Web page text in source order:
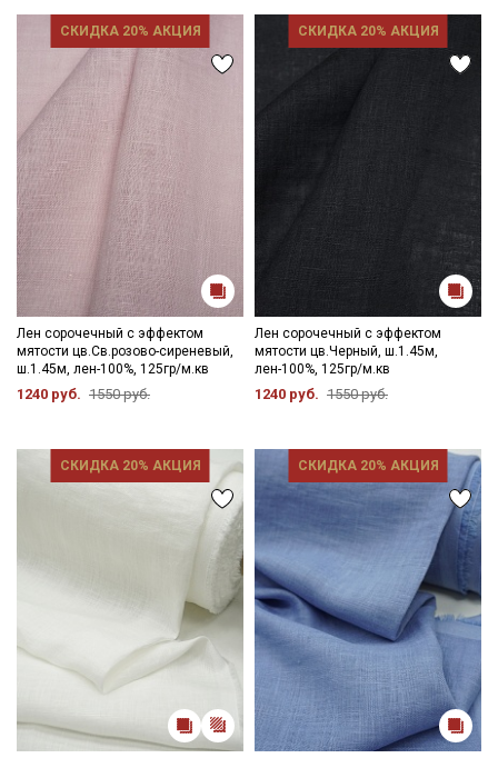
СКИДКА 20% АКЦИЯ
Лен сорочечный с эффектом
мятости цв.Св.розово-сиреневый,
ш.1.45м, лен-100%, 125гр/м.кв
1240 руб. 1550 руб.
СКИДКА 20% АКЦИЯ
Лен сорочечный с эффектом
мятости цв.Черный, ш.1.45м,
лен-100%, 125гр/м.кв
1240 руб. 1550 руб.
СКИДКА 20% АКЦИЯ СКИДКА 20% АКЦИЯ
Секретная рассылка от Купава
Мы публикуем здесь дополнительные
промокоды и скидки до 30% на узкие
категории тканей
Электронная почта
Подписаться
Ознакомлен(а) сПолитикой обработки персональных
данныхи даюСогласие на обработку персональных
Согласие на получение рекламных и
информационных рассылок